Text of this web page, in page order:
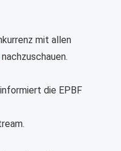
mit allen
nachzuschauen.
die EPBF